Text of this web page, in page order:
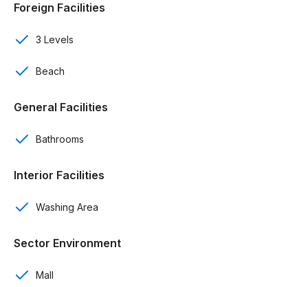
Amenidades:
2,200 metros de lazy river
25 canchas deportivas
2 spas
Foreign Facilities
3 Levels
Beach
General Facilities
Bathrooms
Interior Facilities
Washing Area
Sector Environment
Mall